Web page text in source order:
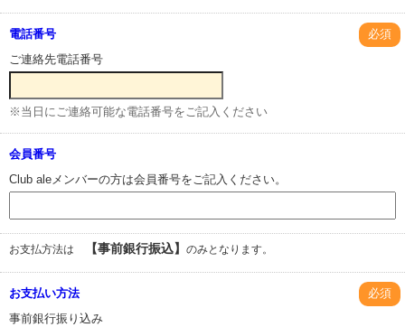
電話番号
必須
ご連絡先電話番号
※当日にご連絡可能な電話番号をご記入ください
会員番号
Club aleメンバーの方は会員番号をご記入ください。
お支払方法は 【事前銀行振込】 のみとなります。
お支払い方法
必須
事前銀行振り込み